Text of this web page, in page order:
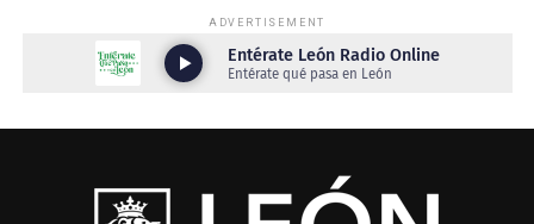
ADVERTISEMENT